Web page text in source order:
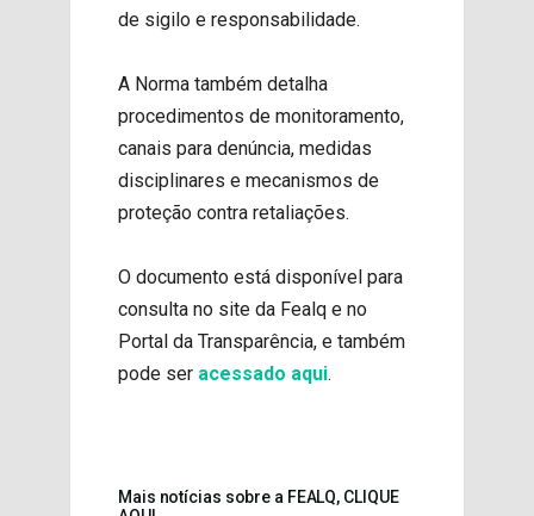
de sigilo e responsabilidade.
A Norma também detalha
procedimentos de monitoramento,
canais para denúncia, medidas
disciplinares e mecanismos de
proteção contra retaliações.
O documento está disponível para
consulta no site da Fealq e no
Portal da Transparência, e também
pode ser acessado aqui.
Mais notícias sobre a FEALQ, CLIQUE